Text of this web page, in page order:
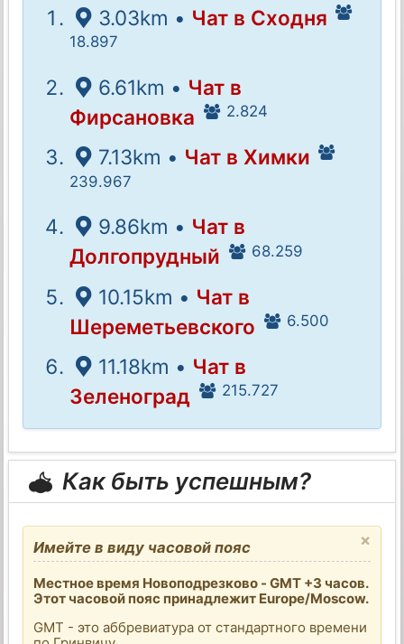
3.03km • Чат в Сходня
18.897
6.61km • Чат в
Фирсановка
2.824
7.13km • Чат в Химки
239.967
9.86km • Чат в
Долгопрудный
68.259
10.15km • Чат в
Шереметьевского
6.500
11.18km • Чат в
Зеленоград
215.727
Как быть успешным?
×
Имейте в виду часовой пояс
Местное время Новоподрезково - GMT +3 часов.
Этот часовой пояс принадлежит Europe/Moscow.
GMT - это аббревиатура от стандартного времени